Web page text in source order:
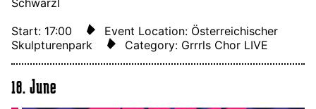
Schwarzl
Start: 17:00
Event Location: Österreichischer
Skulpturenpark
Category: Grrrls Chor LIVE
18. June